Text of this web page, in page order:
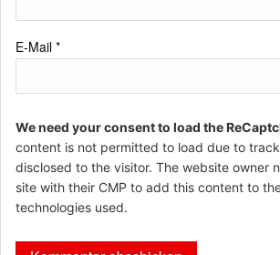
E-Mail *
We need your consent to load the
content is not permitted to load due to
disclosed to the visitor. The website owner
site with their CMP to add this content to
technologies used.